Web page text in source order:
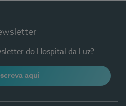
do Hospital da Luz?
aqui